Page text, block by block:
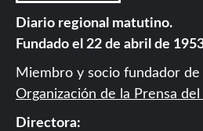
Diario regional matutino.
Fundado el 22 de abril de
Miembro y socio fundador de
Organización de la Prensa
Directora: